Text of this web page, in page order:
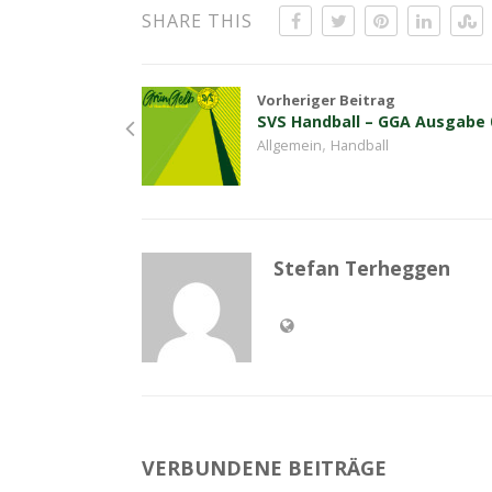
SHARE THIS
Vorheriger Beitrag
SVS Handball – GGA Ausgabe
Allgemein, Handball
Stefan Terheggen
VERBUNDENE BEITRÄGE